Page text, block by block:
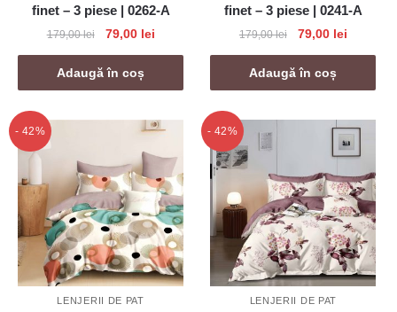
finet – 3 piese | 0262-A
179,00lei
Prețul
inițial
a
fost:
79,00 leiPrețul
curent
79,00 lei.
Adaugă în coș
finet – 3 piese | 0241-A
179,00lei
Prețul
inițial
a
fost:
79,00 leiPrețul
curent
79,00 lei.
Adaugă în coș
- 42%
LENJERII DE PAT
- 42%
LENJERII DE PAT